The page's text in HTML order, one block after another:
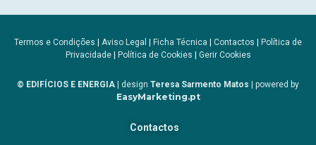
Termos e Condições | Aviso Legal | Ficha Técnica | Contactos | Política de
Privacidade| Política de Cookies | Gerir Cookies
© EDIFÍCIOS E ENERGIA | design Teresa Sarmento Matos | powered by
EasyMarketing.pt
Contactos